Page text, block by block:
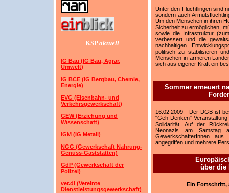
KSPaktuell
IG Bau (IG Bau, Agrar,
Umwelt)
IG BCE (IG Bergbau, Chemie,
Energie)
EVG (Eisenbahn- und
Verkehrsgewerkschaft)
GEW (Erziehung und
Wissenschaft)
IGM (IG Metall)
NGG (Gewerkschaft Nahrung-
Genuss-Gaststätten)
GdP (Gewerkschaft der
Polizei)
ver.di (Vereinte
Dienstleistungsgewerkschaft)
Unter den Flüchtlingen sind
sondern auch
Um den Menschen in ihren
Sicherheit zu ermöglichen,
sowie die Infrastruktur
verbessert und die
nachhaltigen
politisch zu stabilisieren
Menschen in ärmeren
sich aus eigener Kraft ein
Sommer erneuert
16.02.2009 - Der DGB ist
"Geh-Denken"-
Solidarität. Auf der
Neonazis am Samstag
GewerkschafterInnen aus
angegriffen und mehrere
über die
Ein Fortschritt,